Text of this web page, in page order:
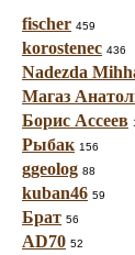
fischer 459
korostenec 436
Nadezda
Магаз
Борис Ассеев
Рыбак 156
ggeolog 88
kuban46 59
Брат 56
AD70 52